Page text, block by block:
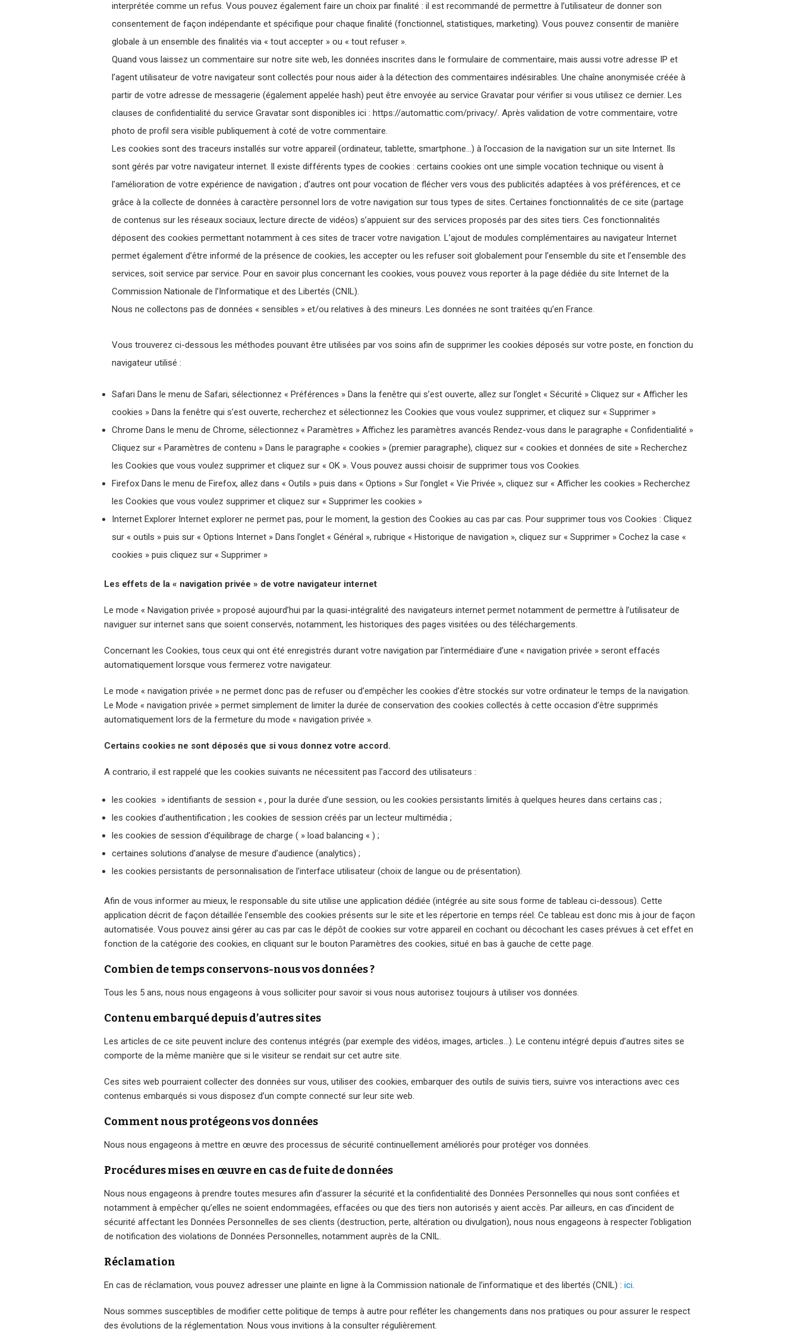
interprétée comme un refus. Vous pouvez également faire un choix par finalité : il est recommandé de permettre à l’utilisateur de donner son
consentement de façon indépendante et spécifique pour chaque finalité (fonctionnel, statistiques, marketing). Vous pouvez consentir de manière
globale à un ensemble des finalités via « tout accepter » ou « tout refuser ».
Quand vous laissez un commentaire sur notre site web, les données inscrites dans le formulaire de commentaire, mais aussi votre adresse IP et
l’agent utilisateur de votre navigateur sont collectés pour nous aider à la détection des commentaires indésirables. Une chaîne anonymisée créée à
partir de votre adresse de messagerie (également appelée hash) peut être envoyée au service Gravatar pour vérifier si vous utilisez ce dernier. Les
clauses de confidentialité du service Gravatar sont disponibles ici : https://automattic.com/privacy/. Après validation de votre commentaire, votre
photo de profil sera visible publiquement à coté de votre commentaire.
Les cookies sont des traceurs installés sur votre appareil (ordinateur, tablette, smartphone…) à l’occasion de la navigation sur un site Internet. Ils
sont gérés par votre navigateur internet. Il existe différents types de cookies : certains cookies ont une simple vocation technique ou visent à
l’amélioration de votre expérience de navigation ; d’autres ont pour vocation de flécher vers vous des publicités adaptées à vos préférences, et ce
grâce à la collecte de données à caractère personnel lors de votre navigation sur tous types de sites. Certaines fonctionnalités de ce site (partage
de contenus sur les réseaux sociaux, lecture directe de vidéos) s’appuient sur des services proposés par des sites tiers. Ces fonctionnalités
déposent des cookies permettant notamment à ces sites de tracer votre navigation. L’ajout de modules complémentaires au navigateur Internet
permet également d’être informé de la présence de cookies, les accepter ou les refuser soit globalement pour l’ensemble du site et l’ensemble des
services, soit service par service. Pour en savoir plus concernant les cookies, vous pouvez vous reporter à la page dédiée du site Internet de la
Commission Nationale de l’Informatique et des Libertés (CNIL).
Nous ne collectons pas de données « sensibles » et/ou relatives à des mineurs. Les données ne sont traitées qu’en France.
Vous trouverez ci-dessous les méthodes pouvant être utilisées par vos soins afin de supprimer les cookies déposés sur votre poste, en fonction du
navigateur utilisé :
Safari Dans le menu de Safari, sélectionnez « Préférences » Dans la fenêtre qui s’est ouverte, allez sur l’onglet « Sécurité » Cliquez sur « Afficher les
cookies » Dans la fenêtre qui s’est ouverte, recherchez et sélectionnez les Cookies que vous voulez supprimer, et cliquez sur « Supprimer »
Chrome Dans le menu de Chrome, sélectionnez « Paramètres » Affichez les paramètres avancés Rendez-vous dans le paragraphe « Confidentialité »
Cliquez sur « Paramètres de contenu » Dans le paragraphe « cookies » (premier paragraphe), cliquez sur « cookies et données de site » Recherchez
les Cookies que vous voulez supprimer et cliquez sur « OK ». Vous pouvez aussi choisir de supprimer tous vos Cookies.
Firefox Dans le menu de Firefox, allez dans « Outils » puis dans « Options » Sur l’onglet « Vie Privée », cliquez sur « Afficher les cookies » Recherchez
les Cookies que vous voulez supprimer et cliquez sur « Supprimer les cookies »
Internet Explorer Internet explorer ne permet pas, pour le moment, la gestion des Cookies au cas par cas. Pour supprimer tous vos Cookies : Cliquez
sur « outils » puis sur « Options Internet » Dans l’onglet « Général », rubrique « Historique de navigation », cliquez sur « Supprimer » Cochez la case «
cookies » puis cliquez sur « Supprimer »
Les effets de la « navigation privée » de votre navigateur internet
Le mode « Navigation privée » proposé aujourd’hui par la quasi-intégralité des navigateurs internet permet notamment de permettre à l’utilisateur de
naviguer sur internet sans que soient conservés, notamment, les historiques des pages visitées ou des téléchargements.
Concernant les Cookies, tous ceux qui ont été enregistrés durant votre navigation par l’intermédiaire d’une « navigation privée » seront effacés
automatiquement lorsque vous fermerez votre navigateur.
Le mode « navigation privée » ne permet donc pas de refuser ou d’empêcher les cookies d’être stockés sur votre ordinateur le temps de la navigation.
Le Mode « navigation privée » permet simplement de limiter la durée de conservation des cookies collectés à cette occasion d’être supprimés
automatiquement lors de la fermeture du mode « navigation privée ».
Certains cookies ne sont déposés que si vous donnez votre accord.
A contrario, il est rappelé que les cookies suivants ne nécessitent pas l’accord des utilisateurs :
les cookies » identifiants de session « , pour la durée d’une session, ou les cookies persistants limités à quelques heures dans certains cas ;
les cookies d’authentification ; les cookies de session créés par un lecteur multimédia ;
les cookies de session d’équilibrage de charge ( » load balancing « ) ;
certaines solutions d’analyse de mesure d’audience (analytics) ;
les cookies persistants de personnalisation de l’interface utilisateur (choix de langue ou de présentation).
Afin de vous informer au mieux, le responsable du site utilise une application dédiée (intégrée au site sous forme de tableau ci-dessous). Cette
application décrit de façon détaillée l’ensemble des cookies présents sur le site et les répertorie en temps réel. Ce tableau est donc mis à jour de façon
automatisée. Vous pouvez ainsi gérer au cas par cas le dépôt de cookies sur votre appareil en cochant ou décochant les cases prévues à cet effet en
fonction de la catégorie des cookies, en cliquant sur le bouton Paramètres des cookies, situé en bas à gauche de cette page.
Combien de temps conservons-nous vos données ?
Tous les 5 ans, nous nous engageons à vous solliciter pour savoir si vous nous autorisez toujours à utiliser vos données.
Contenu embarqué depuis d’autres sites
Les articles de ce site peuvent inclure des contenus intégrés (par exemple des vidéos, images, articles…). Le contenu intégré depuis d’autres sites se
comporte de la même manière que si le visiteur se rendait sur cet autre site.
Ces sites web pourraient collecter des données sur vous, utiliser des cookies, embarquer des outils de suivis tiers, suivre vos interactions avec ces
contenus embarqués si vous disposez d’un compte connecté sur leur site web.
Comment nous protégeons vos données
Nous nous engageons à mettre en œuvre des processus de sécurité continuellement améliorés pour protéger vos données.
Procédures mises en œuvre en cas de fuite de données
Nous nous engageons à prendre toutes mesures afin d’assurer la sécurité et la confidentialité des Données Personnelles qui nous sont confiées et
notamment à empêcher qu’elles ne soient endommagées, effacées ou que des tiers non autorisés y aient accès. Par ailleurs, en cas d’incident de
sécurité affectant les Données Personnelles de ses clients (destruction, perte, altération ou divulgation), nous nous engageons à respecter l’obligation
de notification des violations de Données Personnelles, notamment auprès de la CNIL.
Réclamation
En cas de réclamation, vous pouvez adresser une plainte en ligne à la Commission nationale de l’informatique et des libertés (CNIL) : ici.
Nous sommes susceptibles de modifier cette politique de temps à autre pour refléter les changements dans nos pratiques ou pour assurer le respect
des évolutions de la réglementation. Nous vous invitions à la consulter régulièrement.